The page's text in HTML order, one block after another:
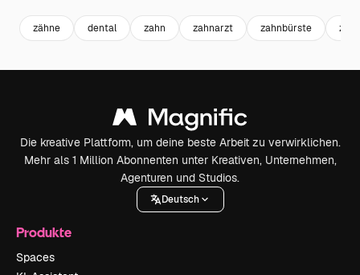
zähne dental zahn zahnarzt zahnbürste
Die kreative Plattform, um deine beste Arbeit zu verwirklichen.
Mehr als 1 Million Abonnenten unter Kreativen, Unternehmen,
Agenturen und Studios.
Deutsch
Produkte
Spaces